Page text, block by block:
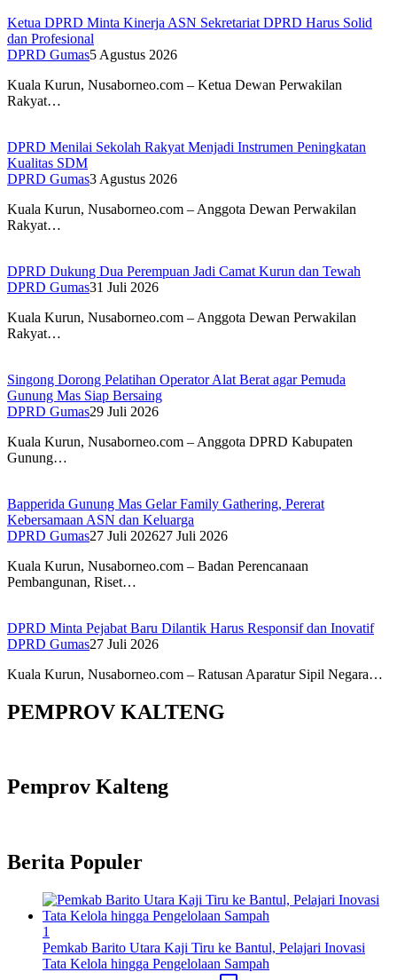
Ketua DPRD Minta Kinerja ASN Sekretariat DPRD Harus Solid
dan Profesional
DPRD Gumas5 Agustus 2026
Kuala Kurun, Nusaborneo.com – Ketua Dewan Perwakilan
Rakyat…
DPRD Menilai Sekolah Rakyat Menjadi Instrumen Peningkatan
Kualitas SDM
DPRD Gumas3 Agustus 2026
Kuala Kurun, Nusaborneo.com – Anggota Dewan Perwakilan
Rakyat…
DPRD Dukung Dua Perempuan Jadi Camat Kurun dan Tewah
DPRD Gumas31 Juli 2026
Kuala Kurun, Nusaborneo.com – Anggota Dewan Perwakilan
Rakyat…
Singong Dorong Pelatihan Operator Alat Berat agar Pemuda
Gunung Mas Siap Bersaing
DPRD Gumas29 Juli 2026
Kuala Kurun, Nusaborneo.com – Anggota DPRD Kabupaten
Gunung…
Bapperida Gunung Mas Gelar Family Gathering, Pererat
Kebersamaan ASN dan Keluarga
DPRD Gumas27 Juli 202627 Juli 2026
Kuala Kurun, Nusaborneo.com – Badan Perencanaan
Pembangunan, Riset…
DPRD Minta Pejabat Baru Dilantik Harus Responsif dan Inovatif
DPRD Gumas27 Juli 2026
Kuala Kurun, Nusaborneo.com – Ratusan Aparatur Sipil Negara…
PEMPROV KALTENG
Pemprov Kalteng
Berita Populer
1
Pemkab Barito Utara Kaji Tiru ke Bantul, Pelajari Inovasi
Tata Kelola hingga Pengelolaan Sampah